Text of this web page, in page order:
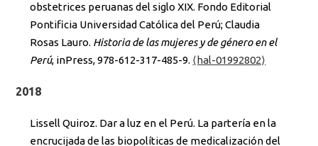
obstetrices peruanas del siglo XIX. Fondo Editorial
Pontificia Universidad Católica del Perú; Claudia
Rosas Lauro. Historia de las mujeres y de género en el
Perú, inPress, 978-612-317-485-9. ⟨hal-01992802⟩
2018
Lissell Quiroz. Dar a luz en el Perú. La partería en la
encrucijada de las biopolíticas de medicalización del